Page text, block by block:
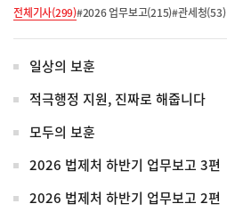
전체기사(299)#2026 업무보고(215)#관세청(53)
일상의 보훈
적극행정 지원, 진짜로 해줍니다
모두의 보훈
2026 법제처 하반기 업무보고 3편
2026 법제처 하반기 업무보고 2편